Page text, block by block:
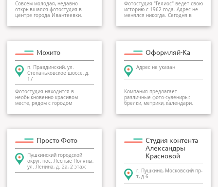
Совсем молодая, недавно
открывшаяся фотостудия в
центре города Ивантеевки.
Фотостудия "Гелиос" ведет свою
историю с 1962 года. Адрес не
менялся никогда. Сегодня в
Мохито
п. Правдинский, ул.
Степаньковское шоссе, д.
17
Фотостудия находится в
необыкновенно красивом
месте, рядом с городом
Оформляй-Ка
Адрес не указан
Компания предлагает
различные фото-сувениры:
брелки, метрики, календари,
Просто Фото
Пушкинский городской
округ, пос. Лесные Поляны,
ул. Ленина, д. 2а, 2 этаж
Студия контента
Александры
Красновой
г. Пушкино, Московский пр-
т, д.6